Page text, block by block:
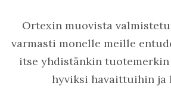
Ortexin muovista
varmasti monelle meille
itse yhdistänkin tuotemerkin
hyviksi havaittuihin ja